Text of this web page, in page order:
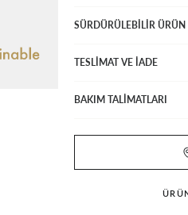
SÜRDÜRÜLEBİLİR ÜRÜN
TESLİMAT VE İADE
BAKIM TALİMATLARI